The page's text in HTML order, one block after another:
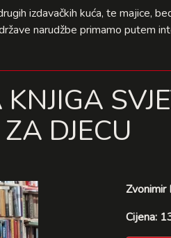
izdavačkih kuća, te majice,
narudžbe primamo putem
DJECU
Zvonimir
Cijena: